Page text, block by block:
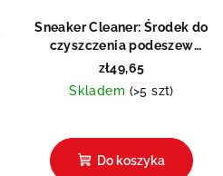
Sneaker Cleaner: Środek do
czyszczenia podeszew
gumowych
zł49,65
Skladem (>5 szt)
Do koszyka